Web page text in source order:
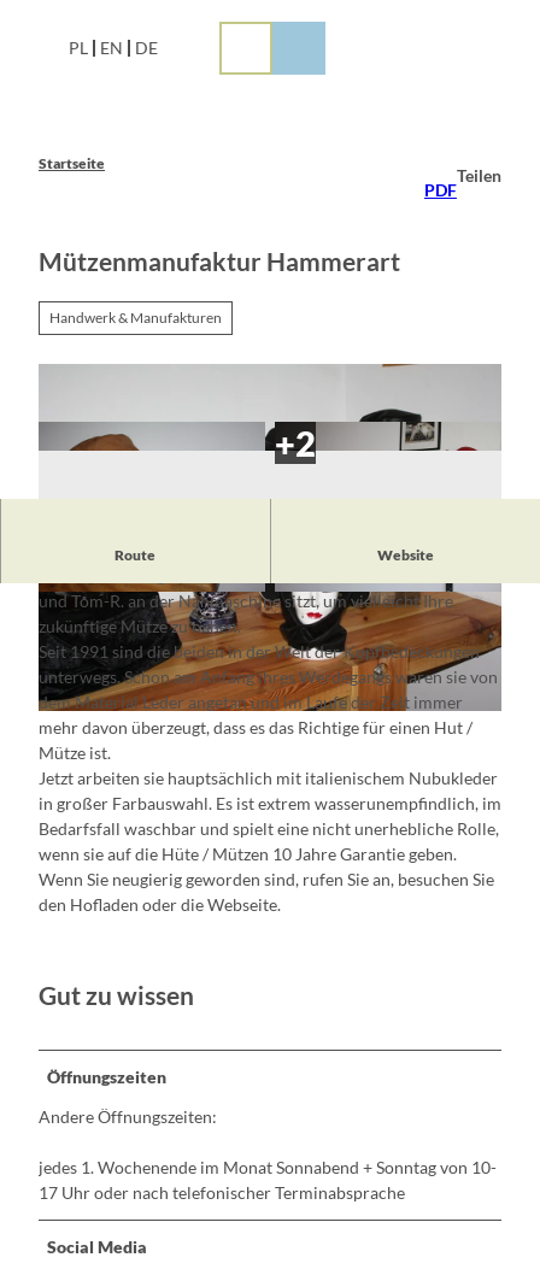
PL EN DE
Startseite
PDF
Teilen
Mützenmanufaktur Hammerart
Handwerk & Manufakturen
© Hammerart, T.-R.
© Hammerart, T.-R. © Hammerart, H.B., G.B.
Route Website
In der Mützenmanufaktur Hammerart können Sie zuschauen,
und Tom-R. an der Nähmaschine sitzt, um vielleicht Ihre
zukünftige Mütze zu nähen.
Seit 1991 sind die beiden in der Welt der Kopfbedeckungen
unterwegs. Schon am Anfang ihres Werdegangs waren sie von
dem Material Leder angetan und im Laufe der Zeit immer
mehr davon überzeugt, dass es das Richtige für einen Hut /
Mütze ist.
Jetzt arbeiten sie hauptsächlich mit italienischem Nubukleder
in großer Farbauswahl. Es ist extrem wasserunempfindlich, im
Bedarfsfall waschbar und spielt eine nicht unerhebliche Rolle,
wenn sie auf die Hüte / Mützen 10 Jahre Garantie geben.
Wenn Sie neugierig geworden sind, rufen Sie an, besuchen Sie
den Hofladen oder die Webseite.
Gut zu wissen
Öffnungszeiten
Andere Öffnungszeiten:
jedes 1. Wochenende im Monat Sonnabend + Sonntag von 10-
17 Uhr oder nach telefonischer Terminabsprache
Social Media